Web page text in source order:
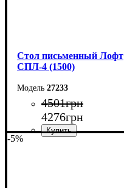
Стол письменный Лофт
СПЛ-4 (1500)
27233
4501грн
4276грн
-5%